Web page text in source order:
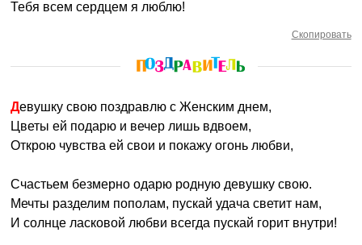
Тебя всем сердцем я люблю!
Скопировать
Девушку свою поздравлю с Женским днем,
Цветы ей подарю и вечер лишь вдвоем,
Открою чувства ей свои и покажу огонь любви,
Счастьем безмерно одарю родную девушку свою.
Мечты разделим пополам, пускай удача светит нам,
И солнце ласковой любви всегда пускай горит внутри!